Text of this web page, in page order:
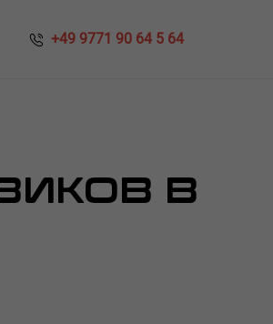
​​ +49 9771 90 64 5 64
В